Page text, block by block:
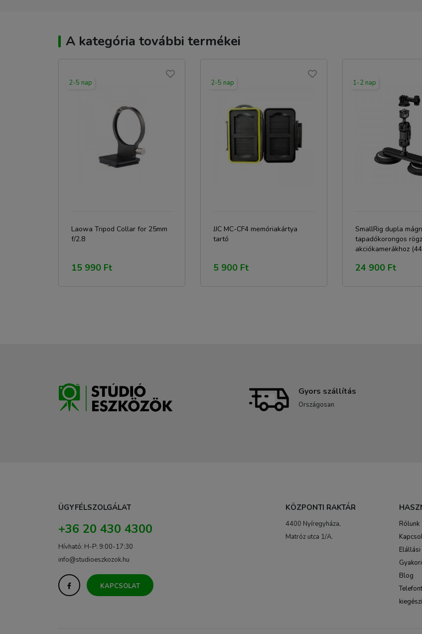
A kategória további termékei
2-5 nap
Laowa Tripod Collar for 25mm
f/2.8
15 990 Ft
2-5 nap
JJC MC-CF4 memóriakártya
tartó
5 900 Ft
1-2 nap
SmallRig dupla
tapadókorongos
akciókamerákhoz
24 900 Ft
Gyors szállítás
Országosan
ÜGYFÉLSZOLGÁLAT
+36 20 430 4300
Hívható: H-P: 9:00-17:30
info@studioeszkozok.hu
KAPCSOLAT
KÖZPONTI RAKTÁR
4400 Nyíregyháza,
Matróz utca 1/A.
Rólunk
Blog